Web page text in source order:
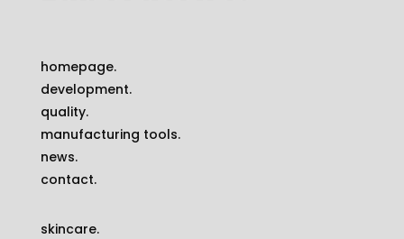
homepage.
development.
quality.
manufacturing tools.
news.
contact.
skincare.